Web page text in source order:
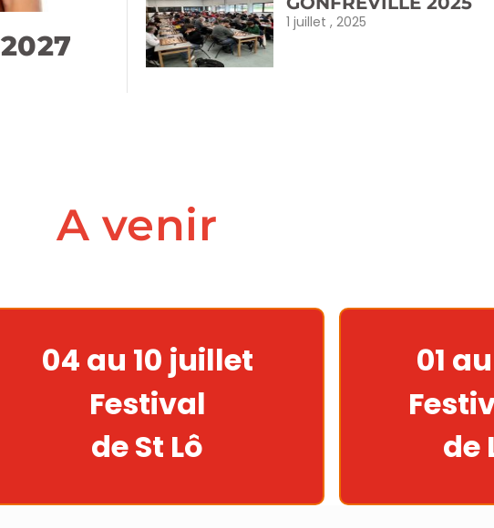
1 juillet , 2025
A venir
04 au 10 juillet
Festival
de St Lô
01
de